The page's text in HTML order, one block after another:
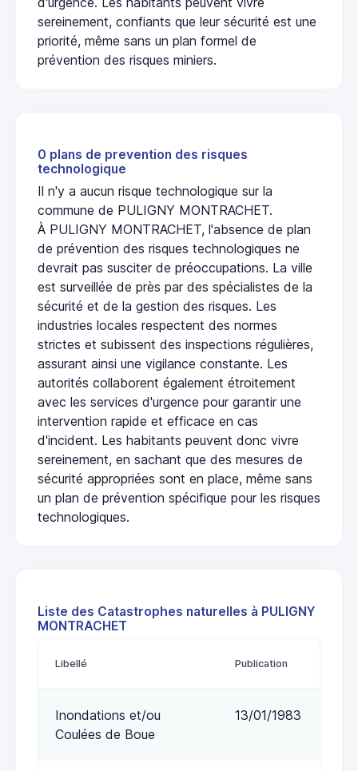
sereinement, confiants que leur sécurité est une
priorité, même sans un plan formel de
prévention des risques miniers.
0 plans de prevention des risques
technologique
Il n'y a aucun risque technologique sur la
commune de PULIGNY MONTRACHET.
À PULIGNY MONTRACHET, l'absence de plan
de prévention des risques technologiques ne
devrait pas susciter de préoccupations. La ville
est surveillée de près par des spécialistes de la
sécurité et de la gestion des risques. Les
industries locales respectent des normes
strictes et subissent des inspections régulières,
assurant ainsi une vigilance constante. Les
autorités collaborent également étroitement
avec les services d'urgence pour garantir une
intervention rapide et efficace en cas
d'incident. Les habitants peuvent donc vivre
sereinement, en sachant que des mesures de
sécurité appropriées sont en place, même sans
un plan de prévention spécifique pour les risques
technologiques.
Liste des Catastrophes naturelles à PULIGNY
MONTRACHET
Libellé Publication
Inondations et/ou
Coulées de Boue
13/01/1983